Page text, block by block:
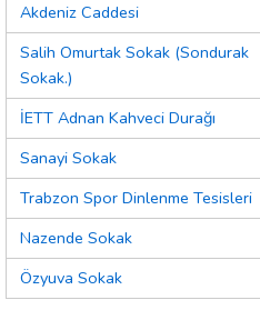
Akdeniz Caddesi
Salih Omurtak Sokak (Sondurak
Sokak.)
İETT Adnan Kahveci Durağı
Sanayi Sokak
Trabzon Spor Dinlenme Tesisleri
Nazende Sokak
Özyuva Sokak